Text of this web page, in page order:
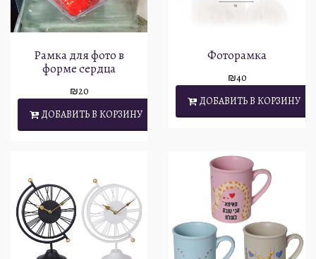
Рамка для фото в
форме сердца
₪20
ДОБАВИТЬ В КОРЗИНУ
Фоторамка
₪40
ДОБАВИТЬ В КОРЗИНУ